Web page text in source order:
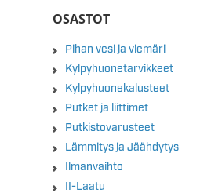
OSASTOT
Pihan vesi ja viemäri
Kylpyhuonetarvikkeet
Kylpyhuonekalusteet
Putket ja liittimet
Putkistovarusteet
Lämmitys ja Jäähdytys
Ilmanvaihto
II-Laatu